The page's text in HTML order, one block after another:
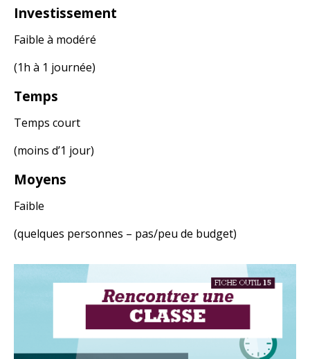
Investissement
Faible à modéré
(1h à 1 journée)
Temps
Temps court
(moins d’1 jour)
Moyens
Faible
(quelques personnes – pas/peu de budget)